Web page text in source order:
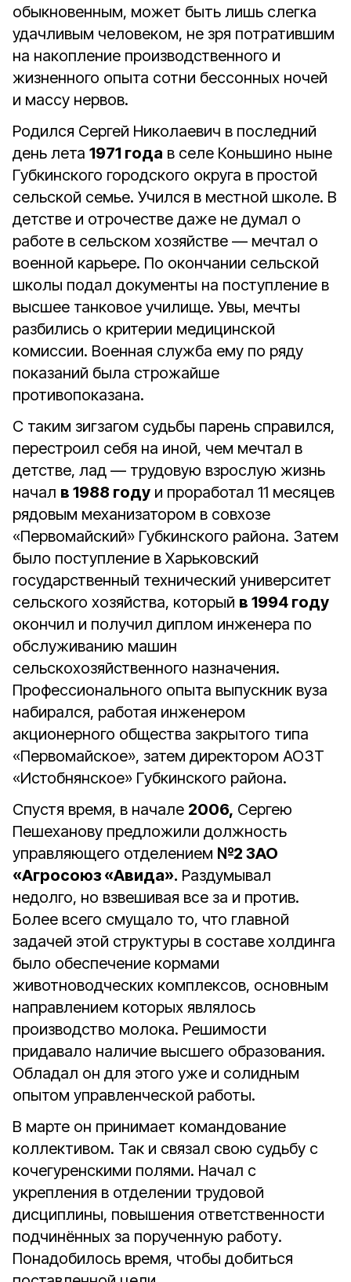
обыкновенным, может быть лишь слегка
удачливым человеком, не зря потратившим
на накопление производственного и
жизненного опыта сотни бессонных ночей
и массу нервов.
Родился Сергей Николаевич в последний
день лета 1971 года в селе Коньшино ныне
Губкинского городского округа в простой
сельской семье. Учился в местной школе. В
детстве и отрочестве даже не думал о
работе в сельском хозяйстве — мечтал о
военной карьере. По окончании сельской
школы подал документы на поступление в
высшее танковое училище. Увы, мечты
разбились о критерии медицинской
комиссии. Военная служба ему по ряду
показаний была строжайше
противопоказана.
С таким зигзагом судьбы парень справился,
перестроил себя на иной, чем мечтал в
детстве, лад — трудовую взрослую жизнь
начал в 1988 году и проработал 11 месяцев
рядовым механизатором в совхозе
«Первомайский» Губкинского района. Затем
было поступление в Харьковский
государственный технический университет
сельского хозяйства, который в 1994 году
окончил и получил диплом инженера по
обслуживанию машин
сельскохозяйственного назначения.
Профессионального опыта выпускник вуза
набирался, работая инженером
акционерного общества закрытого типа
«Первомайское», затем директором АОЗТ
«Истобнянское» Губкинского района.
Спустя время, в начале 2006, Сергею
Пешеханову предложили должность
управляющего отделением №2 ЗАО
«Агросоюз «Авида». Раздумывал
недолго, но взвешивая все за и против.
Более всего смущало то, что главной
задачей этой структуры в составе холдинга
было обеспечение кормами
животноводческих комплексов, основным
направлением которых являлось
производство молока. Решимости
придавало наличие высшего образования.
Обладал он для этого уже и солидным
опытом управленческой работы.
В марте он принимает командование
коллективом. Так и связал свою судьбу с
кочегуренскими полями. Начал с
укрепления в отделении трудовой
дисциплины, повышения ответственности
подчинённых за порученную работу.
Понадобилось время, чтобы добиться